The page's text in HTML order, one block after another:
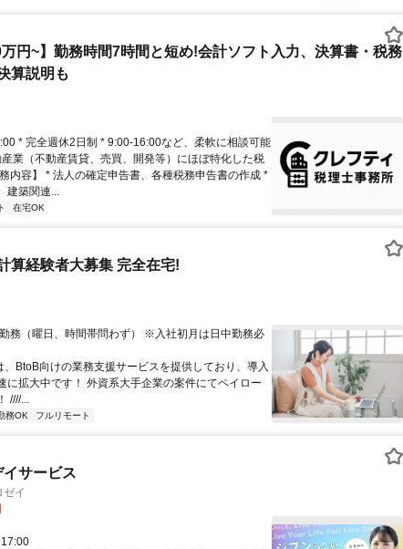
円~】勤務時間7時間と短め!会計ソフト入力、決算書・税務
算説明も
* 完全週休2日制 * 9:00-16:00など、柔軟に相談可能
業（不動産賃貸、売買、開発等）にほぼ特化した税
内容】 * 法人の確定申告書、各種税務申告書の作成 *
建築関連...
在宅OK
算経験者大募集 完全在宅!
務（曜日、時間帯問わず） ※入社初月は日中勤務必
BtoB向けの業務支援サービスを提供しており、導入
に拡大中です！ 外資系大手企業の案件にてペイロー
////...
務OK フルリモート
サービス
イ
17:00